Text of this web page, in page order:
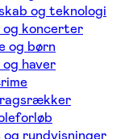
og teknologi
og koncerter
og børn
haver
og rundvisninger